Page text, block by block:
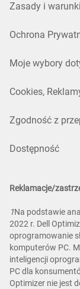
Zasady i
Ochrona
Moje wybory
Cookies,
Zgodność z
Dostępność
Reklamacje/
1Na podstawie
2022 r. Dell
oprogramowanie
komputerów PC.
inteligencji
PC dla
Optimizer nie jest